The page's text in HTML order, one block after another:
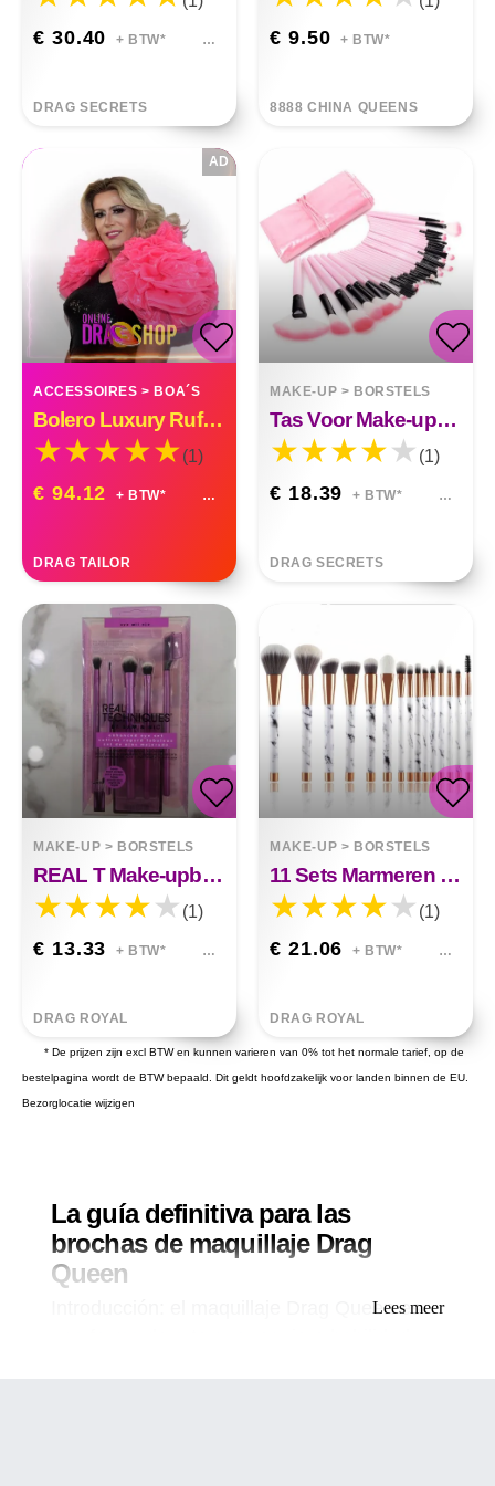
€ 30.40 + BTW*
DRAG SECRETS
€ 9.50 + BTW*
8888 CHINA QUEENS
ACCESSOIRES > BOA´S
Bolero Luxury Ruffle Organza Custom Made
(1)
€ 94.12 + BTW*
DRAG TAILOR
AD
MAKE-UP > BORSTELS
Tas Voor Make-upborstel
(1)
€ 18.39 + BTW*
DRAG SECRETS
MAKE-UP > BORSTELS
REAL T Make-upborstelset 5-delig Make-upborstel Make-uptools
(1)
€ 13.33 + BTW*
DRAG ROYAL
MAKE-UP > BORSTELS
11 Sets Marmeren Make-upborstels Met Make-upborstel Beauty Make-upset 11 Make-upborstelsets
(1)
€ 21.06 + BTW*
DRAG ROYAL
* De prijzen zijn excl BTW en kunnen varieren van 0% tot het normale tarief, op de
bestelpagina wordt de BTW bepaald. Dit geldt hoofdzakelijk voor landen binnen de EU.
Bezorglocatie wijzigen
La guía definitiva para las
brochas de maquillaje Drag
Queen
Introducción: el maquillaje Drag Queen es
Lees meer